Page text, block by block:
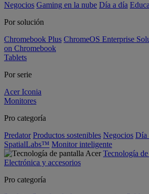
Negocios Gaming en la nube Día a día
Por solución
Chromebook Plus ChromeOS Enterprise
on Chromebook
Tablets
Por serie
Acer Iconia
Monitores
Pro categoría
Predator Productos sostenibles Negocios Día
SpatialLabs™ Monitor inteligente
Tecnología
Electrónica y accesorios
Pro categoría